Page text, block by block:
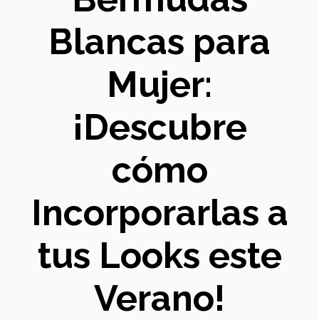
Blancas para
Mujer:
¡Descubre
cómo
Incorporarlas a
tus Looks este
Verano!